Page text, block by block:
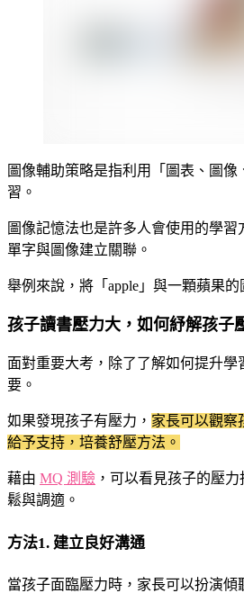
圖像輔助策略是指利用「圖表、圖
習。
圖像記憶法也是許多人會使用的學
單字與圖像建立關聯。
舉例來說，將「apple」與一顆蘋果的
孩子讀書壓力大，如何紓解孩子
面對重要大考，除了了解如何提升
要。
如果發現孩子有壓力， 家長可以觀察
給予支持，培養舒壓方法。
藉由 MQ 測驗 ，可以看見孩子的壓
鬆與調適。
方法1. 建立良好溝通
當孩子面臨壓力時，家長可以扮演傾